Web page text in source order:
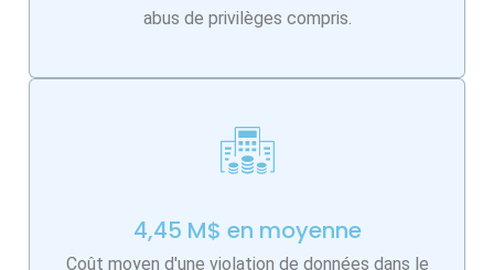
abus de privilèges compris.
4,45 M$ en moyenne
Coût moyen d'une violation de données dans le